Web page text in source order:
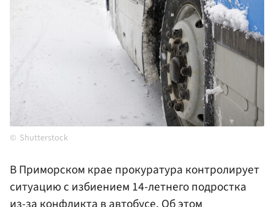
Shutterstock
В Приморском крае прокуратура контролирует
ситуацию с избиением 14-летнего подростка